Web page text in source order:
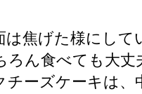
焦げた様にし
ん食べても大丈
ーズケーキは、